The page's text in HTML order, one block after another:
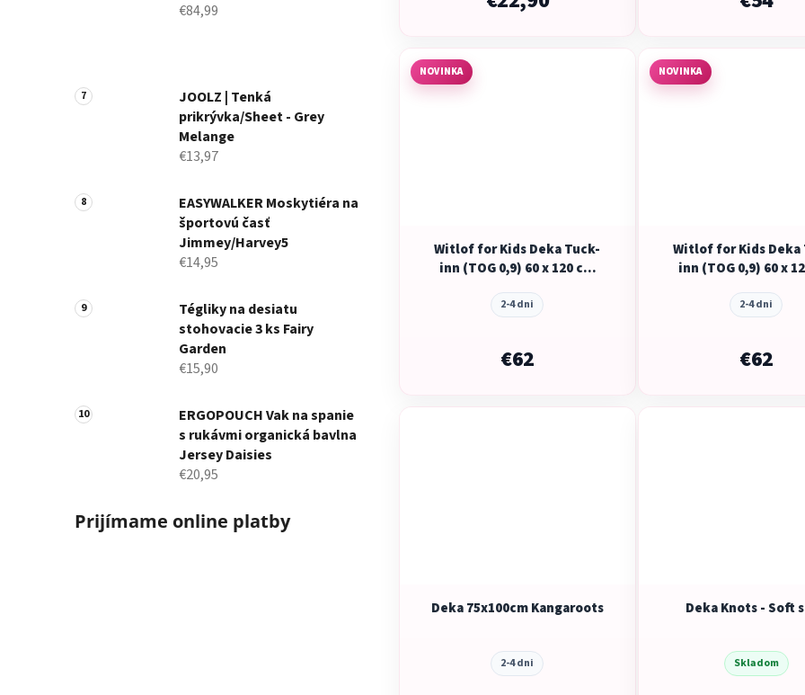
€84,99
JOOLZ | Tenká
prikrývka/Sheet - Grey
Melange
€13,97
EASYWALKER Moskytiéra na
športovú časť
Jimmey/Harvey5
€14,95
Tégliky na desiatu
stohovacie 3 ks Fairy
Garden
€15,90
ERGOPOUCH Vak na spanie
s rukávmi organická bavlna
Jersey Daisies
€20,95
Prijímame online platby
NOVINKA
Witlof for Kids Deka Tuck-
inn (TOG 0,9) 60 x 120 cm
2-4 dni
€62
NOVINKA
Witlof for Kids Deka
inn (TOG 0,9) 60 x
2-4 dni
€62
Deka 75x100cm Kangaroots
2-4 dni
Deka Knots - Soft
Skladom